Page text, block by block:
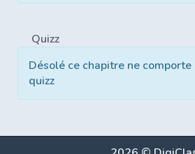
Quizz
Désolé ce chapitre ne comporte
quizz